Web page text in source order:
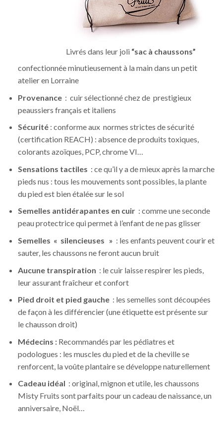
Livrés dans leur joli “sac à chaussons”
confectionnée minutieusement à la main dans un petit
atelier en Lorraine
Provenance: cuir sélectionné chez de prestigieux
peaussiers français et italiens
Sécurité : conforme aux normes strictes de sécurité
(certification REACH) : absence de produits toxiques,
colorants azoïques, PCP, chrome VI…
Sensations tactiles : ce qu’il y a de mieux après la marche
pieds nus : tous les mouvements sont possibles, la plante
du pied est bien étalée sur le sol
Semelles antidérapantes en cuir: comme une seconde
peau protectrice qui permet à l’enfant de ne pas glisser
Semelles « silencieuses » : les enfants peuvent courir et
sauter, les chaussons ne feront aucun bruit
Aucune transpiration : le cuir laisse respirer les pieds,
leur assurant fraîcheur et confort
Pied droit et pied gauche: les semelles sont découpées
de façon à les différencier (une étiquette est présente sur
le chausson droit)
Médecins : Recommandés par les pédiatres et
podologues : les muscles du pied et de la cheville se
renforcent, la voûte plantaire se développe naturellement
Cadeau idéal : original, mignon et utile, les chaussons
Misty Fruits sont parfaits pour un cadeau de naissance, un
anniversaire, Noël…